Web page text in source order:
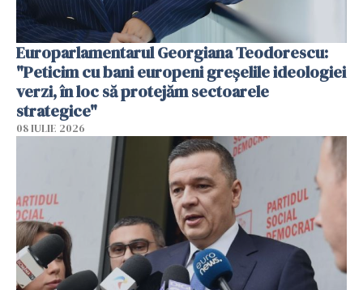
Europarlamentarul Georgiana Teodorescu:
"Peticim cu bani europeni greșelile ideologiei
verzi, în loc să protejăm sectoarele
strategice"
08 IULIE 2026